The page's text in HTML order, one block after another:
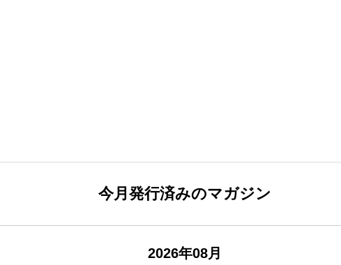
今月発行済みのマガジン
2026年08月